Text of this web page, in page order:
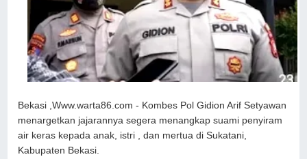
Bekasi ,Www.warta86.com - Kombes Pol Gidion Arif Setyawan
menargetkan jajarannya segera menangkap suami penyiram
air keras kepada anak, istri , dan mertua di Sukatani,
Kabupaten Bekasi.